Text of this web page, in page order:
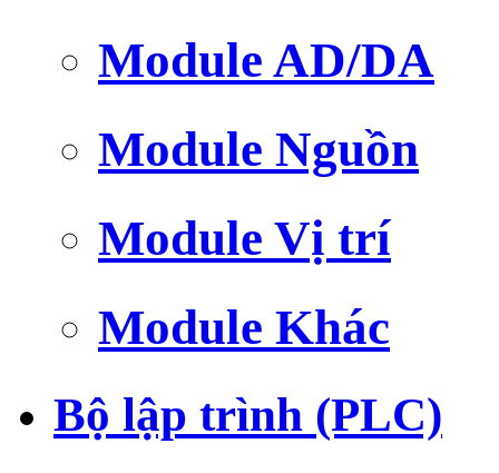
Module AD/DA
Module Nguồn
Module Vị trí
Module Khác
Bộ lập trình (PLC)